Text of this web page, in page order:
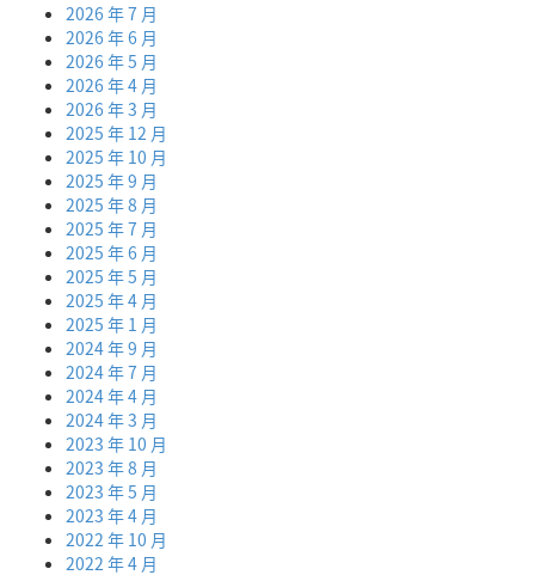
2026 年 7 月
2026 年 6 月
2026 年 5 月
2026 年 4 月
2026 年 3 月
2025 年 12 月
2025 年 10 月
2025 年 9 月
2025 年 8 月
2025 年 7 月
2025 年 6 月
2025 年 5 月
2025 年 4 月
2025 年 1 月
2024 年 9 月
2024 年 7 月
2024 年 4 月
2024 年 3 月
2023 年 10 月
2023 年 8 月
2023 年 5 月
2023 年 4 月
2022 年 10 月
2022 年 4 月